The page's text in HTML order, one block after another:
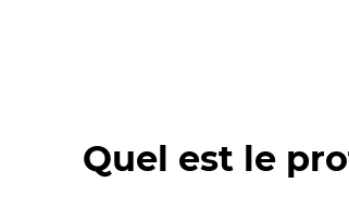
Quel est le